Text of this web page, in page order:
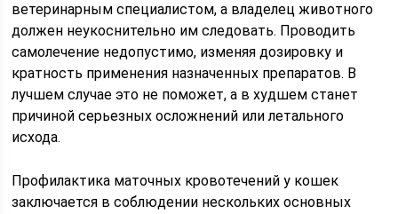
ветеринарным специалистом, а владелец животного
должен неукоснительно им следовать. Проводить
самолечение недопустимо, изменяя дозировку и
кратность применения назначенных препаратов. В
лучшем случае это не поможет, а в худшем станет
причиной серьезных осложнений или летального
исхода.
Профилактика маточных кровотечений у кошек
заключается в соблюдении нескольких основных